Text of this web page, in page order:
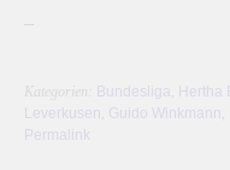
–
Kategorien: Bundesliga , Hertha
Leverkusen , Guido Winkmann ,
Permalink